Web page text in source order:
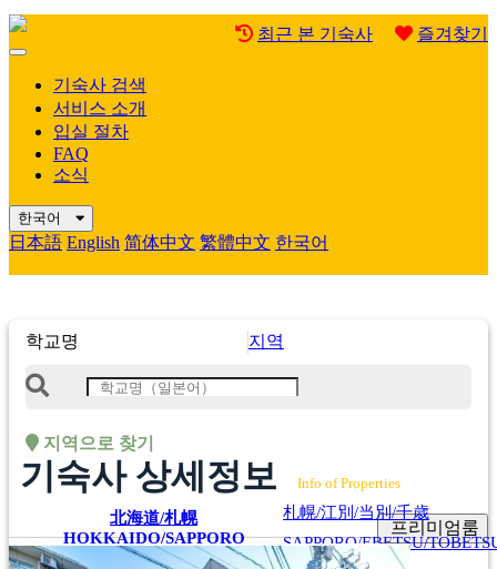
최근 본 기숙사 즐겨찾기
Mobile
기숙사 검색
서비스 소개
입실 절차
FAQ
소식
한국어
日本語 English 简体中文 繁體中文 한국어
학교명 지역
지역으로 찾기
北海道/札幌
HOKKAIDO/SAPPORO
札幌/江別/当別/千歳
SAPPORO/EBETSU/
기숙사 상세정보 Info of Properties
프리미엄룸